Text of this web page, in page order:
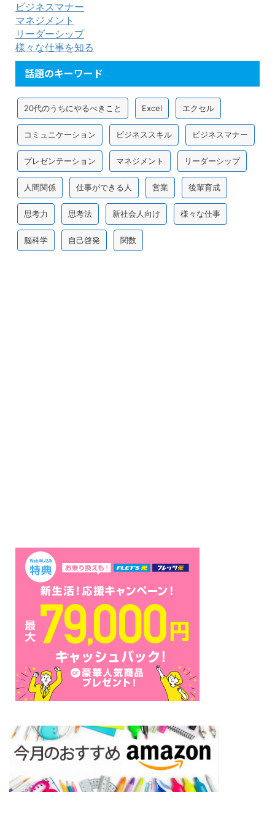
ビジネスマナー
マネジメント
リーダーシップ
様々な仕事を知る
話題のキーワード
20代のうちにやるべきこと Excel エクセル
コミュニケーション ビジネススキル ビジネスマナー
プレゼンテーション マネジメント リーダーシップ
人間関係 仕事ができる人 営業 後輩育成
思考力 思考法 新社会人向け 様々な仕事
脳科学 自己啓発 関数